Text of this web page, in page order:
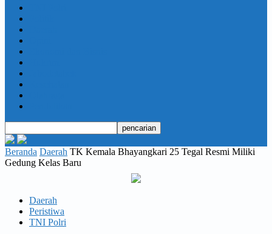
Beranda Daerah TK Kemala Bhayangkari 25 Tegal Resmi Miliki
Gedung Kelas Baru
Daerah
Peristiwa
TNI Polri